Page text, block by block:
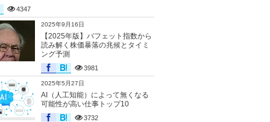
4347
2025年9月16日
【2025年版】バフェット指数から
読み解く株価暴落の兆候とタイミ
ング予測
3981
2025年5月27日
AI（人工知能）によって無くなる
可能性が高い仕事トップ10
3732